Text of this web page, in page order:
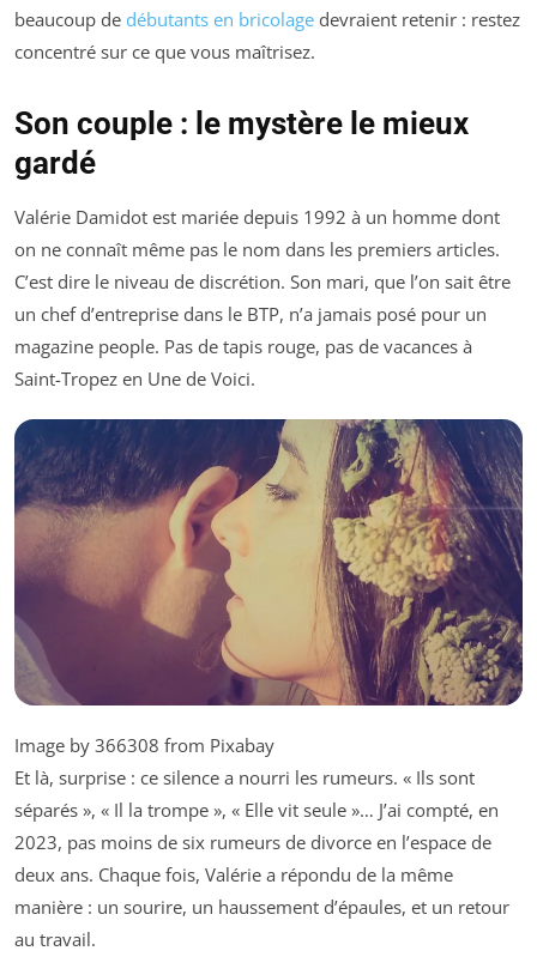
beaucoup de débutants en bricolage devraient retenir : restez
concentré sur ce que vous maîtrisez.
Son couple : le mystère le mieux
gardé
Valérie Damidot est mariée depuis 1992 à un homme dont
on ne connaît même pas le nom dans les premiers articles.
C’est dire le niveau de discrétion. Son mari, que l’on sait être
un chef d’entreprise dans le BTP, n’a jamais posé pour un
magazine people. Pas de tapis rouge, pas de vacances à
Saint-Tropez en Une de Voici.
Image by 366308 from Pixabay
Et là, surprise : ce silence a nourri les rumeurs. « Ils sont
séparés », « Il la trompe », « Elle vit seule »… J’ai compté, en
2023, pas moins de six rumeurs de divorce en l’espace de
deux ans. Chaque fois, Valérie a répondu de la même
manière : un sourire, un haussement d’épaules, et un retour
au travail.